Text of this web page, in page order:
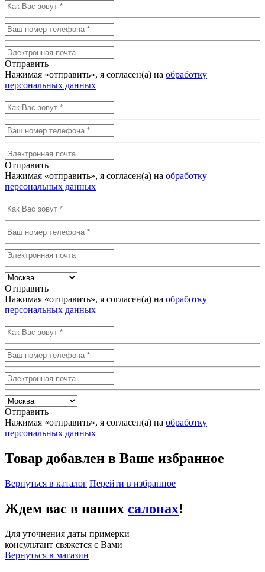
Отправить
Нажимая «отправить», я согласен(а) на обработку
персональных данных
Отправить
Нажимая «отправить», я согласен(а) на обработку
персональных данных
Отправить
Нажимая «отправить», я согласен(а) на обработку
персональных данных
Отправить
Нажимая «отправить», я согласен(а) на обработку
персональных данных
Товар добавлен в Ваше избранное
Вернуться в каталог Перейти в избранное
Ждем вас в наших салонах!
Для уточнения даты примерки
консультант свяжется с Вами
Вернуться в магазин